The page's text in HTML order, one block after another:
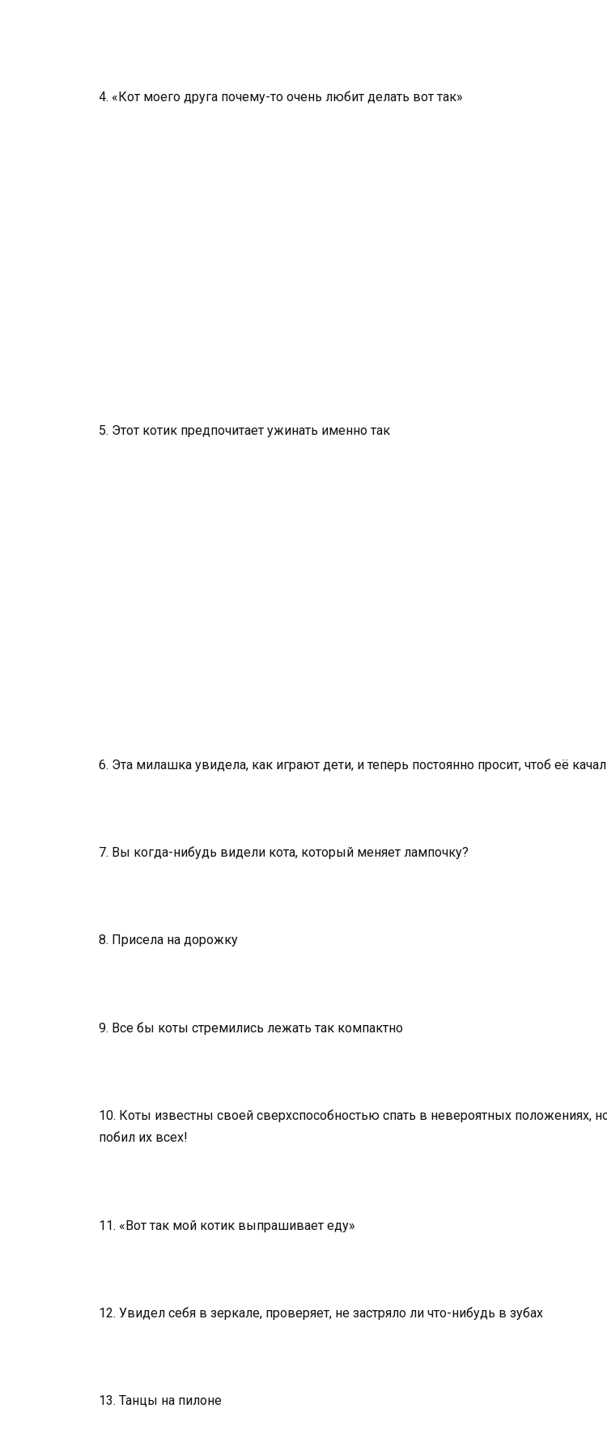
4. «Кот моего друга почему-то очень любит делать вот так»
5. Этот котик предпочитает ужинать именно так
6. Эта милашка увидела, как играют дети, и теперь постоянно просит, чтоб её
7. Вы когда-нибудь видели кота, который меняет лампочку?
8. Присела на дорожку
9. Все бы коты стремились лежать так компактно
10. Коты известны своей сверхспособностью спать в невероятных положениях,
побил их всех!
11. «Вот так мой котик выпрашивает еду»
12. Увидел себя в зеркале, проверяет, не застряло ли что-нибудь в зубах
13. Танцы на пилоне